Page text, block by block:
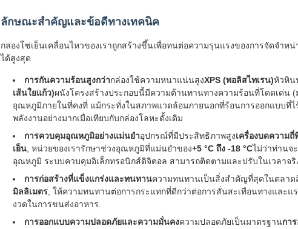
ลักษณะสําคัญและข้อดีทางเทคนิค
กล่องโซ่เย็นเคลื่อนไหวของเราถูกสร้างขึ้นเพื่อทนต่อความรุนแรงของการจัดจํ
ได้สูงสุด
การกันความร้อนสูงกว่ากล่องใช้ความหนาแน่นสูงXPS (พอลิสไทเรน)หัวหิน
เส้นใยแก้ว)ผนังโครงสร้างประกอบนี้มีความต้านทานทางความร้อนที่โดดเด่น
อุณหภูมิภายในที่คงที่ แม้กระทั่งในสภาพแวดล้อมภายนอกที่ร้อนการออกแบบที่
พลังงานอย่างมากเมื่อเทียบกับกล่องโลหะดั้งเดิม
การควบคุมอุณหภูมิอย่างแม่นยําอุปกรณ์ที่มีประสิทธิภาพสูงเครื่องบดความ
เย็น , หน่วยของเรารักษาช่วงอุณหภูมิที่แม่นยําของ+5 °C ถึง -18 °Cไม่ว่าท่านจ
อุณหภูมิ ระบบควบคุมอิเล็กทรอนิกส์ดิจิตอล สามารถติดตามและปรับในเวลาจ
การก่อสร้างที่แข็งแกร่งและทนทานความทนทานเป็นสิ่งสําคัญที่สุดในตลาด
มิลลิเมตร , ให้ความทนทานต่อการกระแทกที่ดีกว่าต่อการสั่นสะเทือนทางและ
งวดในการขนส่งอาหาร.
การออกแบบความปลอดภัยและความมั่นคงความปลอดภัยเป็นมาตรฐานกา